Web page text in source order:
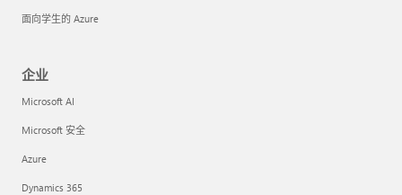
面向学生的 Azure
企业
Microsoft AI
Microsoft 安全
Azure
Dynamics 365